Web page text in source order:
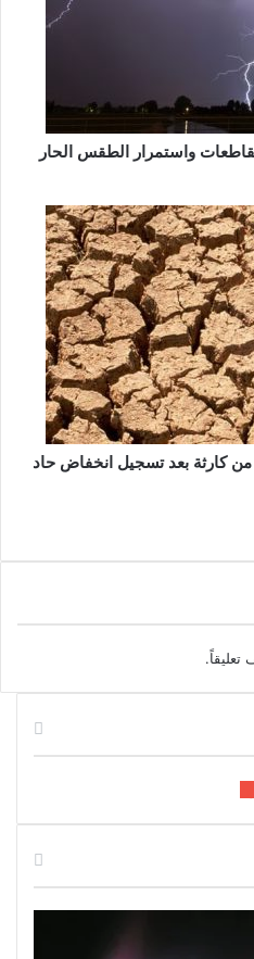
واستمرار الطقس الحار
كارثة بعد تسجيل انخفاض حاد
تعليقاً.